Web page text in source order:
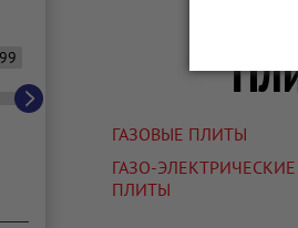
ГАЗОВЫЕ ПЛИТЫ
ГАЗО-ЭЛЕКТРИЧЕСКИЕ
ПЛИТЫ